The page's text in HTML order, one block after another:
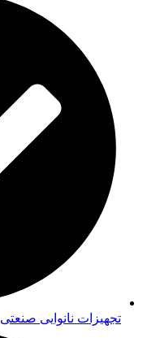
تجهیزات نانوایی صنعتی